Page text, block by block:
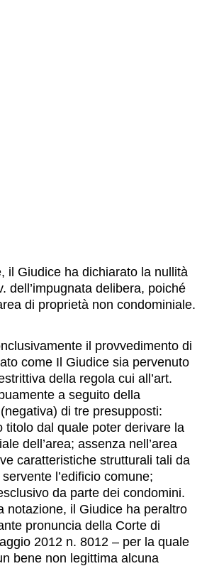
il Giudice ha dichiarato la nullità
dell’impugnata delibera, poiché
di proprietà non condominiale.
il provvedimento di
come Il Giudice sia pervenuto
della regola cui all’art.
a seguito della
di tre presupposti:
titolo dal quale poter derivare la
dell’area; assenza nell’area
caratteristiche strutturali tali da
l’edificio comune;
da parte dei condomini.
notazione, il Giudice ha peraltro
pronuncia della Corte di
2012 n. 8012 – per la quale
bene non legittima alcuna